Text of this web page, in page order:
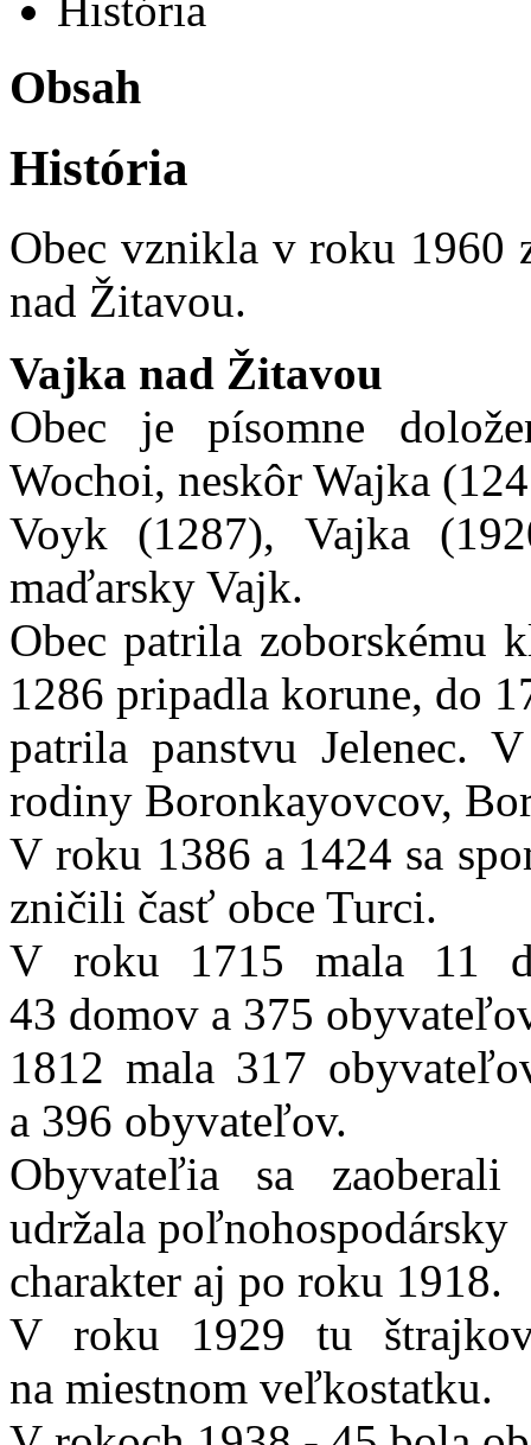
História
Obsah
História
Obec vznikla v roku 1960
nad Žitavou.
Vajka nad Žitavou
Obec je písomne
Wochoi, neskôr Wajka
Voyk (1287), Vajka
maďarsky Vajk.
Obec patrila zoborskému
1286 pripadla korune, do
patrila panstvu Jelenec.
rodiny Boronkayovcov,
V roku 1386 a 1424 sa
zničili časť obce Turci.
V roku 1715 mala 11
43 domov a 375
1812 mala 317
a 396 obyvateľov.
Obyvateľia sa zaoberali
udržala poľnohospodársky
charakter aj po roku 1918.
V roku 1929 tu
na miestnom veľkostatku.